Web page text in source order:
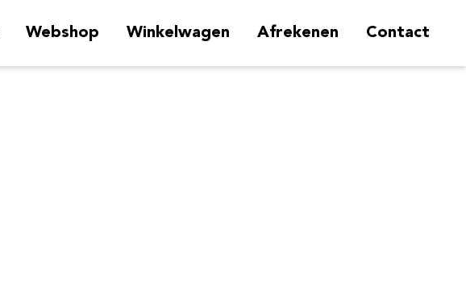
Webshop Winkelwagen Afrekenen Contact